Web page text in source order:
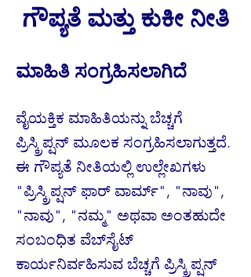
ಗೌಪ್ಯತೆ ಮತ್ತು ಕುಕೀ ನೀತಿ
ಮಾಹಿತಿ ಸಂಗ್ರಹಿಸಲಾಗಿದೆ
ವೈಯಕ್ತಿಕ ಮಾಹಿತಿಯನ್ನು ಬೆಚ್ಚಗೆ
ಪ್ರಿಸ್ಕ್ರಿಪ್ಷನ್ ಮೂಲಕ ಸಂಗ್ರಹಿಸಲಾಗುತ್ತದೆ.
ಈ ಗೌಪ್ಯತೆ ನೀತಿಯಲ್ಲಿ ಉಲ್ಲೇಖಗಳು
"ಪ್ರಿಸ್ಕ್ರಿಪ್ಷನ್ ಫಾರ್ ವಾರ್ಮ್", "ನಾವು",
"ನಾವು", "ನಮ್ಮ" ಅಥವಾ ಅಂತಹುದೇ
ಸಂಬಂಧಿತ ವೆಬ್‌ಸೈಟ್
ಕಾರ್ಯನಿರ್ವಹಿಸುವ ಬೆಚ್ಚಗೆ ಪ್ರಿಸ್ಕ್ರಿಪ್ಷನ್